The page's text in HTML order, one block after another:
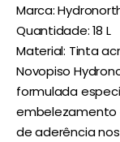
Marca:
Quantidade: 18 L
Material: Tinta
Novopiso
formulada
embelezamento
de aderência